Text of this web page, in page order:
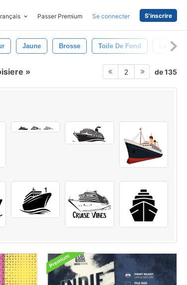
Passer Premium Se connecter S'inscrire
Jaune Brosse Toile De Fond La
2 de 135